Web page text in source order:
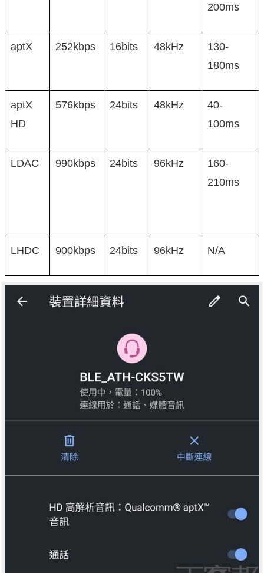
200ms
aptX 252kbps 16bits 48kHz
130-
180ms
aptX
HD
576kbps 24bits 48kHz
40-
100ms
LDAC 990kbps 24bits 96kHz
160-
210ms
LHDC 900kbps 24bits 96kHz N/A